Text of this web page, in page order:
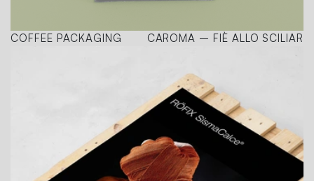
COFFEE PACKAGING CAROMA – FIÈ ALLO SCILIAR